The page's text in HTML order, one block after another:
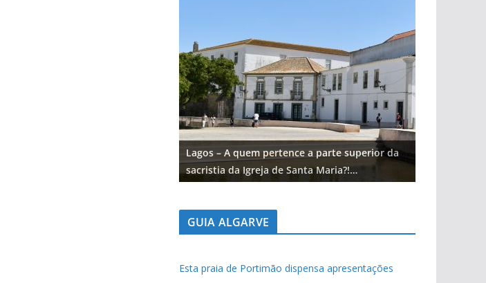
Lagos – A quem pertence a parte superior da
sacristia da Igreja de Santa Maria?!…
GUIA ALGARVE
Esta praia de Portimão dispensa apresentações